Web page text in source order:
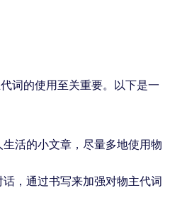
词的使用至关重要。以下是一
活的小文章，尽量多地使用物
，通过书写来加强对物主代词